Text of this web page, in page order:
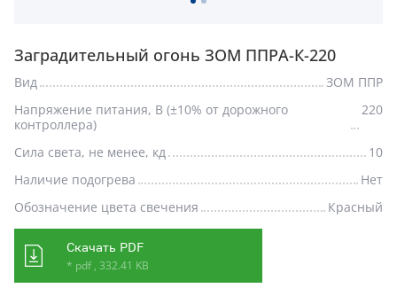
Заградительный огонь ЗОМ ППРА-К-220
Вид
ЗОМ ППР
Напряжение питания, В (±10% от дорожного
контроллера)
220
Сила света, не менее, кд
10
Наличие подогрева
Нет
Обозначение цвета свечения
Красный
Скачать PDF
* pdf , 332.41 KB